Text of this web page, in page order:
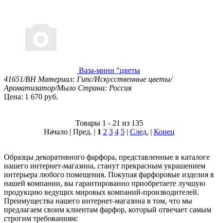
Ваза-мини "цветы
41651/BH Материал: Гипс/Искусственные цветы/
Ароматизатор/Мыло Страна: Россия
Цена: 1 670 руб.
Товары 1 - 21 из 135
Начало | Пред. | 1 2 3 4 5| След. | Конец
Образцы декоративного фарфора, представленные в каталоге
нашего интернет-магазина, станут прекрасным украшением
интерьера любого помещения. Покупая фарфоровые изделия в
нашей компании, вы гарантированно приобретаете лучшую
продукцию ведущих мировых компаний-производителей.
Преимущества нашего интернет-магазина в том, что мы
предлагаем своим клиентам фарфор, который отвечает самым
строгим требованиям: